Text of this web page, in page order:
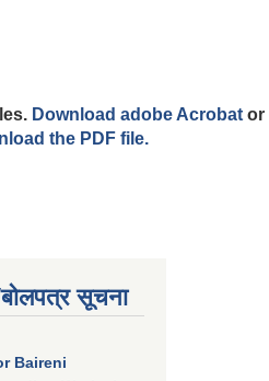
Download adobe Acrobat or
the PDF file.
सूचना
Baireni